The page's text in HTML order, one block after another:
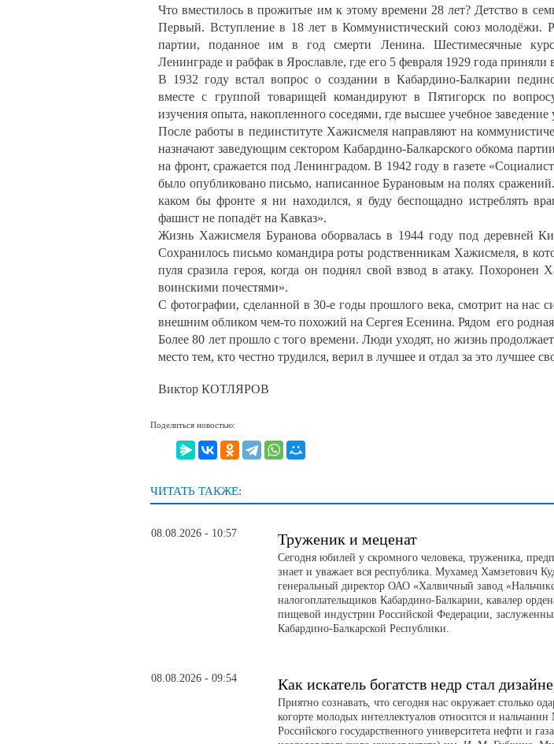
Что вместилось в прожитые им к этому времени 28 лет? Детство в
Первый. Вступление в 18 лет в Коммунистический союз молодёжи.
партии, поданное им в год смерти Ленина. Шестимесячные
Ленинграде и рабфак в Ярославле, где его 5 февраля 1929 года приняли
В 1932 году встал вопрос о создании в Кабардино-Балкарии
вместе с группой товарищей командируют в Пятигорск по
изучения опыта, накопленного соседями, где высшее учебное
После работы в пединституте Хажисмеля направляют на
назначают заведующим сектором Кабардино-Балкарского обкома
на фронт, сражается под Ленинградом. В 1942 году в газете
было опубликовано письмо, написанное Бурановым на полях
каком бы фронте я ни находился, я буду беспощадно истреблять
фашист не попадёт на Кавказ».
Жизнь Хажисмеля Буранова оборвалась в 1944 году под деревней
Сохранилось письмо командира роты родственникам Хажисмеля, в
пуля сразила героя, когда он поднял свой взвод в атаку. Похоронен
воинскими почестями».
С фотографии, сделанной в 30-е годы прошлого века, смотрит на нас
внешним обликом чем-то похожий на Сергея Есенина. Рядом его родная
Более 80 лет прошло с того времени. Люди уходят, но жизнь
место тем, кто честно трудился, верил в лучшее и отдал за это лучшее
Виктор КОТЛЯРОВ
Поделиться новостью:
ЧИТАТЬ ТАКЖЕ:
08.08.2026 - 10:57 Труженик и меценат
Сегодня юбилей у скромного человека, труженика,
знает и уважает вся республика. Мухамед Хамзетович
генеральный директор ОАО «Халвичный завод
налогоплательщиков Кабардино-Балкарии, кавалер
пищевой индустрии Российской Федерации,
Кабардино-Балкарской Республики.
08.08.2026 - 09:54 Как искатель богатств недр стал
Приятно сознавать, что сегодня нас окружает столько
когорте молодых интеллектуалов относится и
Российского государственного университета нефти и